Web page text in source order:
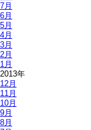
7月
6月
5月
4月
3月
2月
1月
2013年
12月
11月
10月
9月
8月